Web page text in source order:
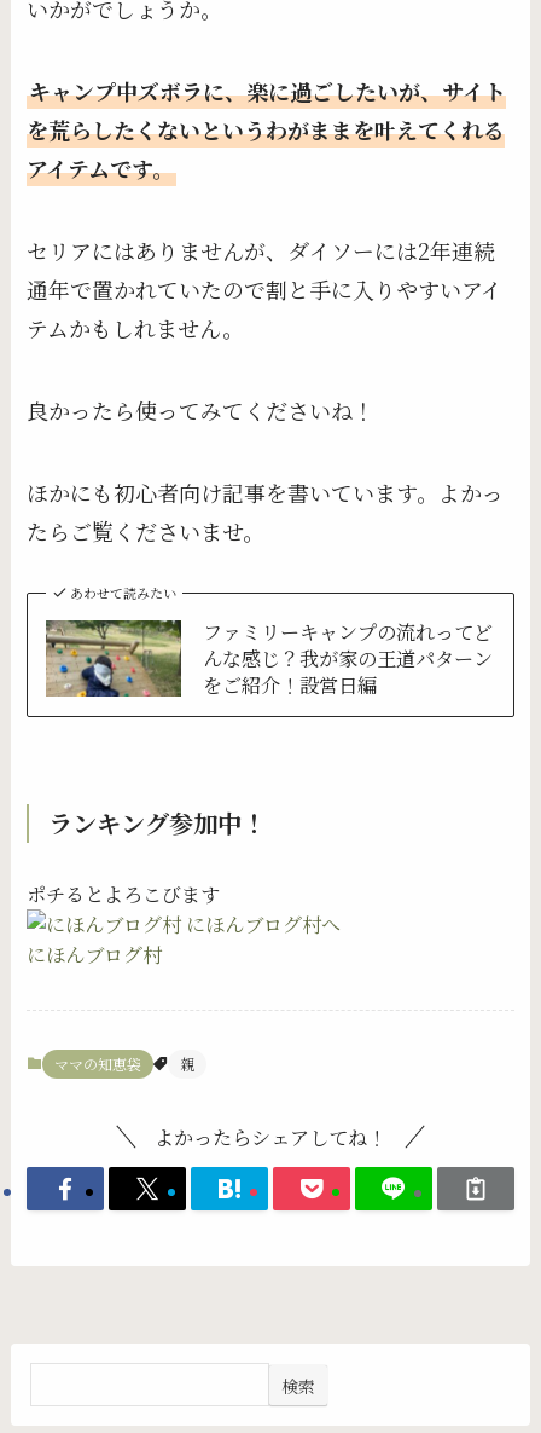
いかがでしょうか。
キャンプ中ズボラに、楽に過ごしたいが、サイト
を荒らしたくないというわがままを叶えてくれる
アイテムです。
セリアにはありませんが、ダイソーには2年連続
通年で置かれていたので割と手に入りやすいアイ
テムかもしれません。
良かったら使ってみてくださいね！
ほかにも初心者向け記事を書いています。よかっ
たらご覧くださいませ。
あわせて読みたい
ファミリーキャンプの流れってど
んな感じ？我が家の王道パターン
をご紹介！設営日編
ランキング参加中！
ポチるとよろこびます
にほんブログ村
ママの知恵袋 親
よかったらシェアしてね！
検索